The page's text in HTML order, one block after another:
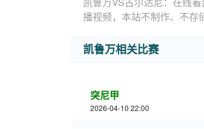
播视频，本站不制作、不存
凯鲁万相关比赛
突尼甲
2026-04-10 22:00